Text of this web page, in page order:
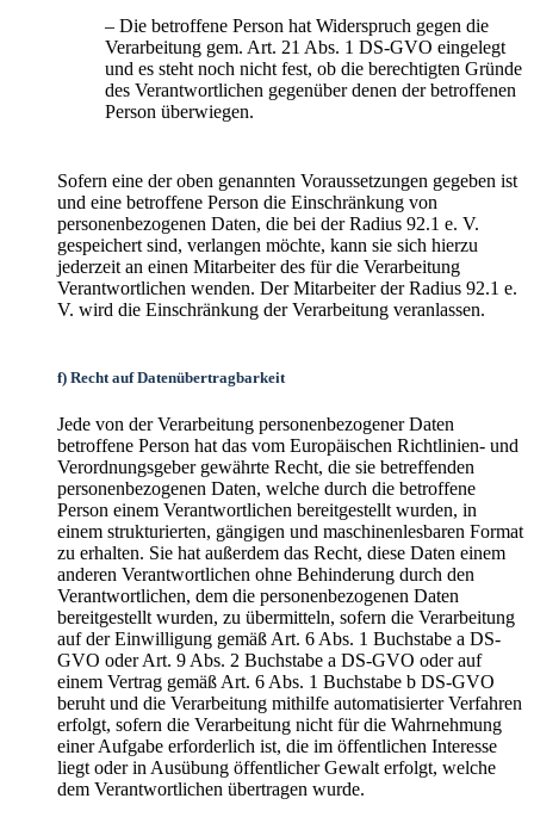
– Die betroffene Person hat Widerspruch gegen die
Verarbeitung gem. Art. 21 Abs. 1 DS-GVO eingelegt
und es steht noch nicht fest, ob die berechtigten Gründe
des Verantwortlichen gegenüber denen der betroffenen
Person überwiegen.
Sofern eine der oben genannten Voraussetzungen gegeben ist
und eine betroffene Person die Einschränkung von
personenbezogenen Daten, die bei der Radius 92.1 e. V.
gespeichert sind, verlangen möchte, kann sie sich hierzu
jederzeit an einen Mitarbeiter des für die Verarbeitung
Verantwortlichen wenden. Der Mitarbeiter der Radius 92.1 e.
V. wird die Einschränkung der Verarbeitung veranlassen.
f) Recht auf Datenübertragbarkeit
Jede von der Verarbeitung personenbezogener Daten
betroffene Person hat das vom Europäischen Richtlinien- und
Verordnungsgeber gewährte Recht, die sie betreffenden
personenbezogenen Daten, welche durch die betroffene
Person einem Verantwortlichen bereitgestellt wurden, in
einem strukturierten, gängigen und maschinenlesbaren Format
zu erhalten. Sie hat außerdem das Recht, diese Daten einem
anderen Verantwortlichen ohne Behinderung durch den
Verantwortlichen, dem die personenbezogenen Daten
bereitgestellt wurden, zu übermitteln, sofern die Verarbeitung
auf der Einwilligung gemäß Art. 6 Abs. 1 Buchstabe a DS-
GVO oder Art. 9 Abs. 2 Buchstabe a DS-GVO oder auf
einem Vertrag gemäß Art. 6 Abs. 1 Buchstabe b DS-GVO
beruht und die Verarbeitung mithilfe automatisierter Verfahren
erfolgt, sofern die Verarbeitung nicht für die Wahrnehmung
einer Aufgabe erforderlich ist, die im öffentlichen Interesse
liegt oder in Ausübung öffentlicher Gewalt erfolgt, welche
dem Verantwortlichen übertragen wurde.